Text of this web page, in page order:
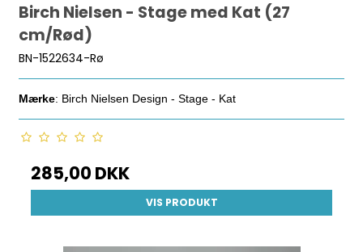
Birch Nielsen - Stage med Kat (27
cm/Rød)
BN-1522634-Rø
Mærke: Birch Nielsen Design - Stage - Kat
285,00 DKK
VIS PRODUKT